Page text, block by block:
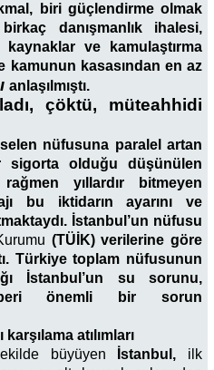
biri güçlendirme olmak
danışmanlık ihalesi,
kaynaklar ve kamulaştırma
kamunun kasasından en az
anlaşılmıştı.
çöktü, müteahhidi
nüfusuna paralel artan
sigorta olduğu düşünülen
yıllardır bitmeyen
bu iktidarın ayarını ve
İstanbul’un nüfusu
(TÜİK) verilerine göre
Türkiye toplam nüfusunun
İstanbul’un su sorunu,
önemli bir sorun
atılımları
büyüyen
İstanbul, ilk